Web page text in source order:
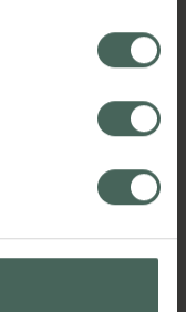
påverkar inte
återkallelsen.
Visa